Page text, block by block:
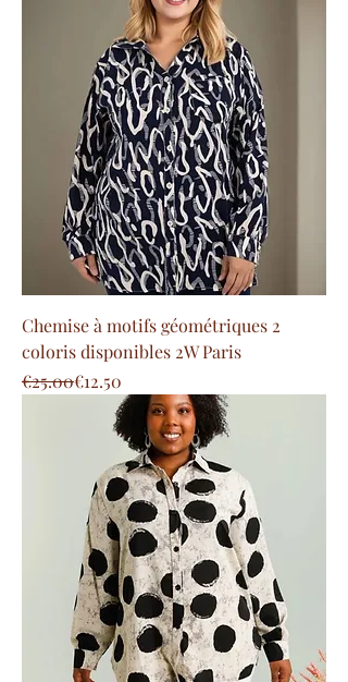
Chemise à motifs géométriques 2
coloris disponibles 2W Paris
Regular Price
€25.00
Sale Price€12.50